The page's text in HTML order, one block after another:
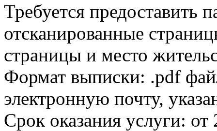
Требуется предоставить
отсканированные
страницы и место
Формат выписки: .pdf
электронную почту,
Срок оказания услуги: от